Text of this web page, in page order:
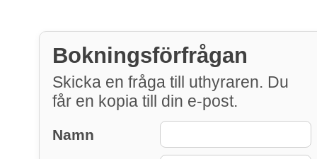
Bokningsförfrågan
Skicka en fråga till uthyraren. Du
får en kopia till din e-post.
Namn